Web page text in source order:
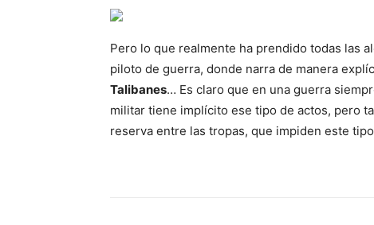
Pero lo que realmente ha prendido todas las
piloto de guerra, donde narra de manera
Talibanes… Es claro que en una guerra
militar tiene implícito ese tipo de actos, pero
reserva entre las tropas, que impiden este